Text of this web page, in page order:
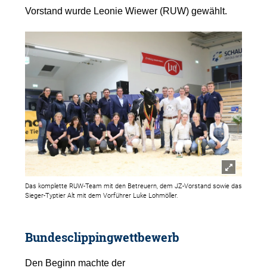
Vorstand wurde Leonie Wiewer (RUW) gewählt.
Das komplette RUW-Team mit den Betreuern, dem JZ-Vorstand sowie das
Sieger-Typtier Alt mit dem Vorführer Luke Lohmöller.
Bundesclippingwettbewerb
Den Beginn machte der